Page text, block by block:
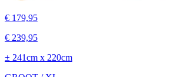
€ 179,95
€ 239,95
± 241cm x 220cm